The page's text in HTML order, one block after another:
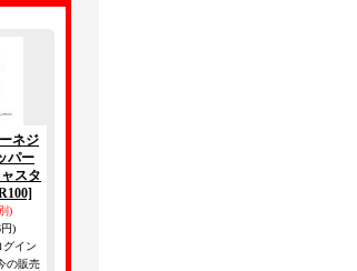
ネジ
パー
スタ
)
)
グイン
の販売